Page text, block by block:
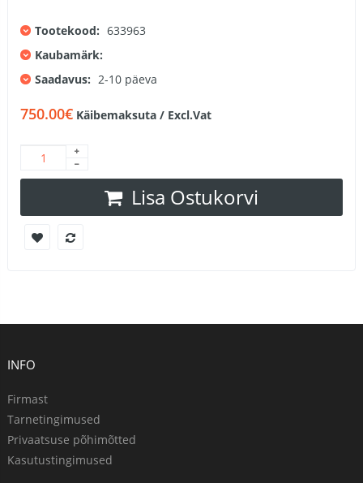
Tootekood: 633963
Kaubamärk:
Saadavus: 2-10 päeva
750.00€ Käibemaksuta / Excl.Vat
Lisa Ostukorvi
INFO
Firmast
Tarnetingimused
Privaatsuse põhimõtted
Kasutustingimused